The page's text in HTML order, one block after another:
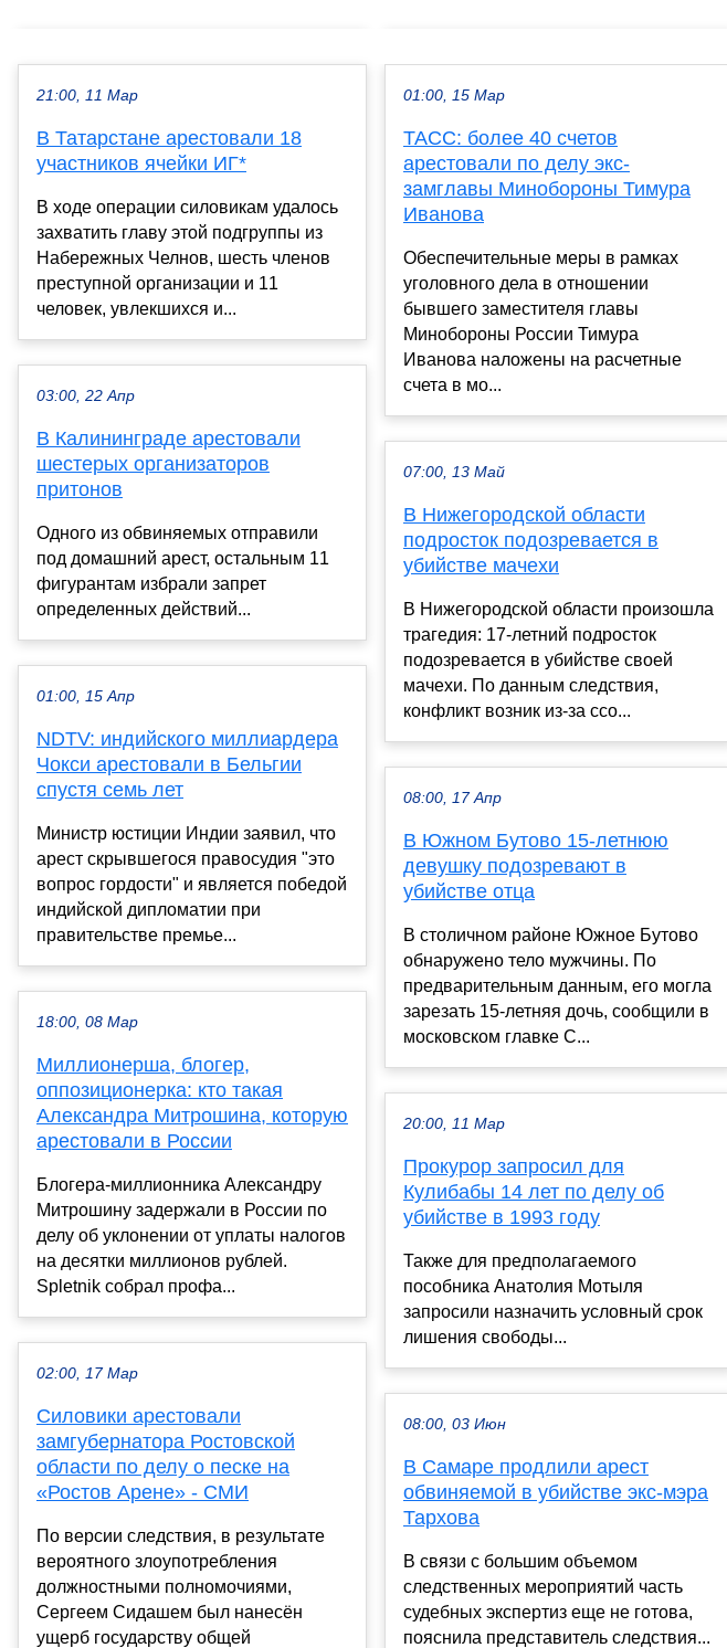
21:00, 11 Мар
В Татарстане арестовали 18
участников ячейки ИГ*
В ходе операции силовикам удалось
захватить главу этой подгруппы из
Набережных Челнов, шесть членов
преступной организации и 11
человек, увлекшихся и...
03:00, 22 Апр
В Калининграде арестовали
шестерых организаторов
притонов
Одного из обвиняемых отправили
под домашний арест, остальным 11
фигурантам избрали запрет
определенных действий...
01:00, 15 Апр
NDTV: индийского миллиардера
Чокси арестовали в Бельгии
спустя семь лет
Министр юстиции Индии заявил, что
арест скрывшегося правосудия "это
вопрос гордости" и является победой
индийской дипломатии при
правительстве премье...
18:00, 08 Мар
Миллионерша, блогер,
оппозиционерка: кто такая
Александра Митрошина, которую
арестовали в России
Блогера-миллионника Александру
Митрошину задержали в России по
делу об уклонении от уплаты налогов
на десятки миллионов рублей.
Spletnik собрал профа...
02:00, 17 Мар
Силовики арестовали
замгубернатора Ростовской
области по делу о песке на
«Ростов Арене» - СМИ
По версии следствия, в результате
вероятного злоупотребления
должностными полномочиями,
Сергеем Сидашем был нанесён
ущерб государству общей
01:00, 15 Мар
ТАСС: более 40 счетов
арестовали по делу экс-
замглавы Минобороны Тимура
Иванова
Обеспечительные меры в рамках
уголовного дела в отношении
бывшего заместителя главы
Минобороны России Тимура
Иванова наложены на расчетные
счета в мо...
07:00, 13 Май
В Нижегородской области
подросток подозревается в
убийстве мачехи
В Нижегородской области произошла
трагедия: 17-летний подросток
подозревается в убийстве своей
мачехи. По данным следствия,
конфликт возник из-за ссо...
08:00, 17 Апр
В Южном Бутово 15-летнюю
девушку подозревают в
убийстве отца
В столичном районе Южное Бутово
обнаружено тело мужчины. По
предварительным данным, его могла
зарезать 15-летняя дочь, сообщили в
московском главке С...
20:00, 11 Мар
Прокурор запросил для
Кулибабы 14 лет по делу об
убийстве в 1993 году
Также для предполагаемого
пособника Анатолия Мотыля
запросили назначить условный срок
лишения свободы...
08:00, 03 Июн
В Самаре продлили арест
обвиняемой в убийстве экс-мэра
Тархова
В связи с большим объемом
следственных мероприятий часть
судебных экспертиз еще не готова,
пояснила представитель следствия...